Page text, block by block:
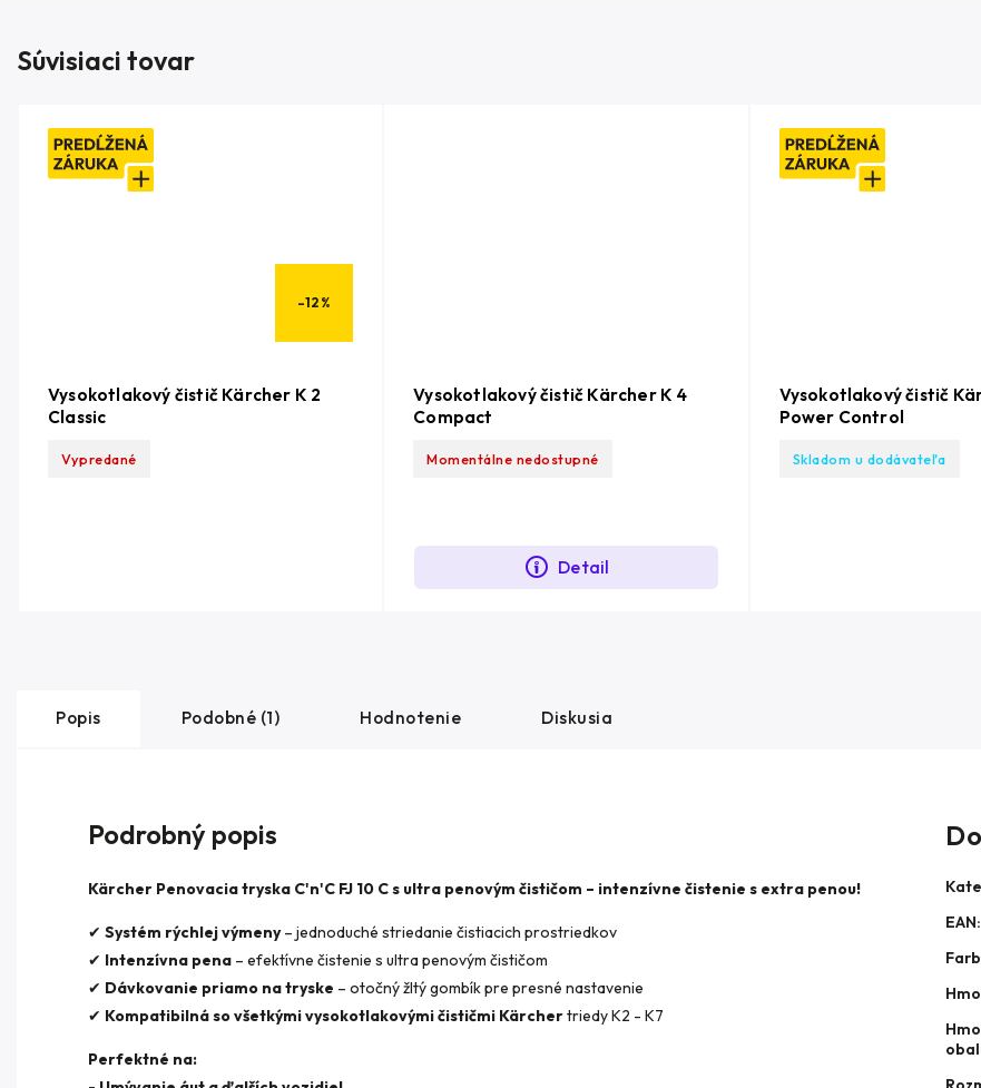
Súvisiaci tovar
–12 %
Vysokotlakový čistič Kärcher K 2
Classic
Vypredané
Vysokotlakový čistič Kärcher K 4
Compact
Momentálne nedostupné
Detail
Vysokotlakový čistič
Power Control
Skladom u dodávateľa
Popis Podobné (1) Hodnotenie Diskusia
Podrobný popis
Kärcher Penovacia tryska C'n'C FJ 10 C s ultra penovým čističom – intenzívne čistenie s extra penou!
✔ Systém rýchlej výmeny– jednoduché striedanie čistiacich prostriedkov
✔ Intenzívna pena – efektívne čistenie s ultra penovým čističom
✔ Dávkovanie priamo na tryske – otočný žltý gombík pre presné nastavenie
✔ Kompatibilná so všetkými vysokotlakovými čističmi Kärchertriedy K2 - K7
Perfektné na:
EAN: